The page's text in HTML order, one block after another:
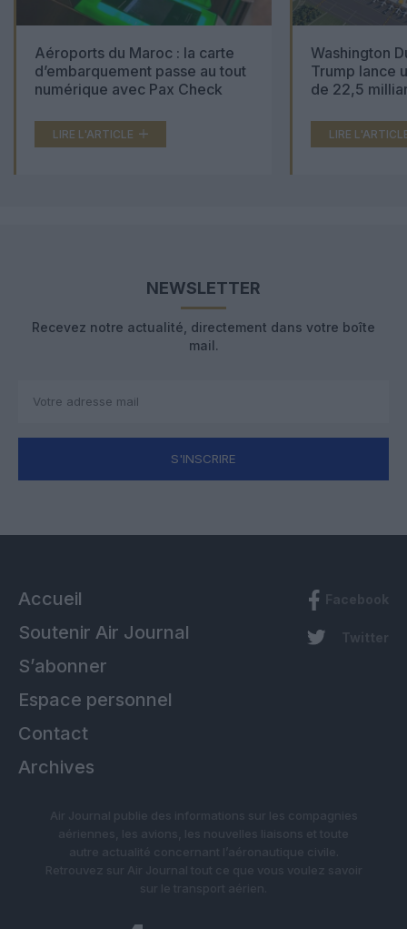
Aéroports du Maroc : la carte
d’embarquement passe au tout
numérique avec Pax Check
LIRE L'ARTICLE
Washington
Trump lance
de 22,5
LIRE
NEWSLETTER
Recevez notre actualité, directement dans votre boîte
mail.
S'INSCRIRE
Accueil
Soutenir Air Journal
S’abonner
Espace personnel
Contact
Archives